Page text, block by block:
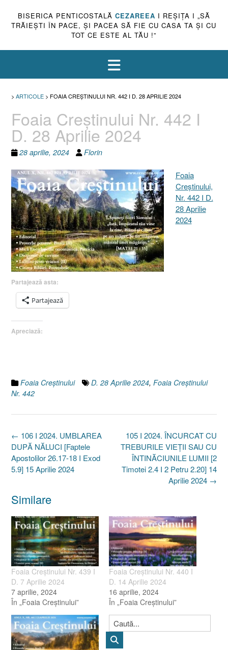
BISERICA PENTICOSTALĂ CEZAREEA I REŞIŢA I „SĂ
TRĂIEŞTI ÎN PACE, ŞI PACEA SĂ FIE CU CASA TA ŞI CU
TOT CE ESTE AL TĂU !”
> ARTICOLE > FOAIA CREŞTINULUI NR. 442 I D. 28 APRILIE 2024
Foaia Creştinului Nr. 442 I
D. 28 Aprilie 2024
28 aprilie, 2024 Florin
Foaia
Creştinului,
Nr. 442 I D.
28 Aprilie
2024
Partajează asta:
Partajează
Apreciază:
Foaia Creştinului D. 28 Aprilie 2024, Foaia Creştinului
Nr. 442
Post
navigation
105 I 2024. ÎNCURCAT CU
TREBURILE VIEȚII SAU CU
ÎNTINĂCIUNILE LUMII [2
Timotei 2.4 I 2 Petru 2.20] 14
Aprilie 2024 →
← 106 I 2024. UMBLAREA
DUPĂ NĂLUCI [Faptele
Apostolilor 26.17-18 I Exod
5.9] 15 Aprilie 2024
Similare
Foaia Creştinului Nr. 439 I
D. 7 Aprilie 2024
7 aprilie, 2024
În „Foaia Creştinului”
Foaia Creştinului Nr. 440 I
D. 14 Aprilie 2024
16 aprilie, 2024
În „Foaia Creştinului”